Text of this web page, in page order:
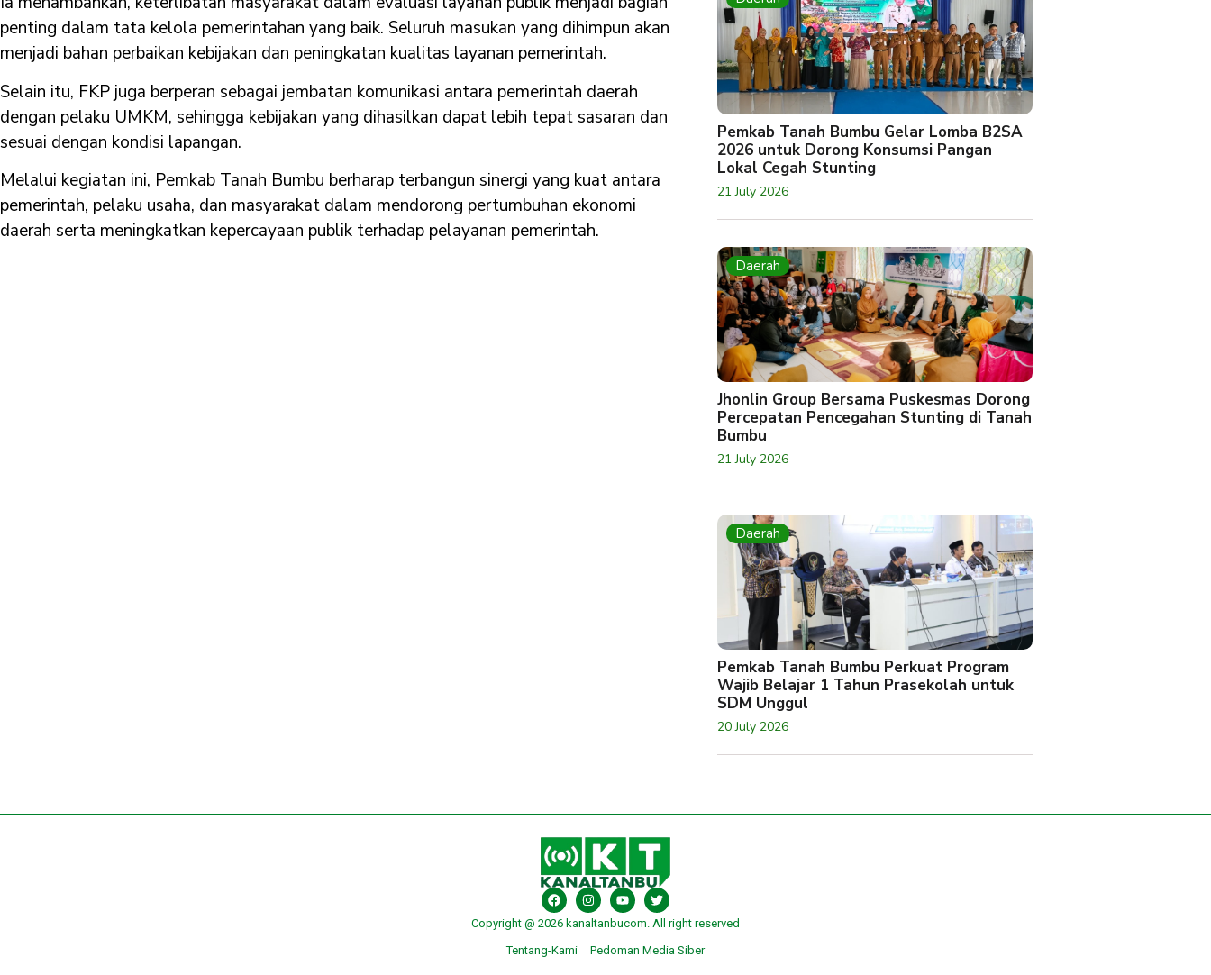
penting dalam tata kelola pemerintahan yang baik. Seluruh masukan yang dihimpun akan
menjadi bahan perbaikan kebijakan dan peningkatan kualitas layanan pemerintah.
Selain itu, FKP juga berperan sebagai jembatan komunikasi antara pemerintah daerah
dengan pelaku UMKM, sehingga kebijakan yang dihasilkan dapat lebih tepat sasaran dan
sesuai dengan kondisi lapangan.
Melalui kegiatan ini, Pemkab Tanah Bumbu berharap terbangun sinergi yang kuat antara
pemerintah, pelaku usaha, dan masyarakat dalam mendorong pertumbuhan ekonomi
daerah serta meningkatkan kepercayaan publik terhadap pelayanan pemerintah.
Pemkab Tanah Bumbu Gelar Lomba B2SA
2026 untuk Dorong Konsumsi Pangan
Lokal Cegah Stunting
21 July 2026
Daerah
Jhonlin Group Bersama Puskesmas Dorong
Percepatan Pencegahan Stunting di Tanah
Bumbu
21 July 2026
Daerah
Pemkab Tanah Bumbu Perkuat Program
Wajib Belajar 1 Tahun Prasekolah untuk
SDM Unggul
20 July 2026
Copyright @ 2026 kanaltanbucom. All right reserved
Tentang-Kami
Pedoman Media Siber